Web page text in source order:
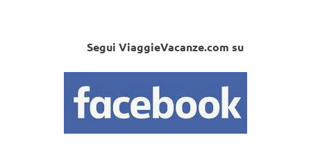
Segui ViaggieVacanze.com su